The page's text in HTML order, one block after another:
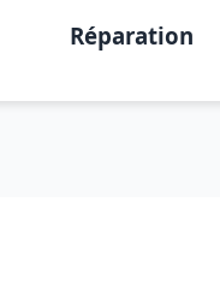
Réparation